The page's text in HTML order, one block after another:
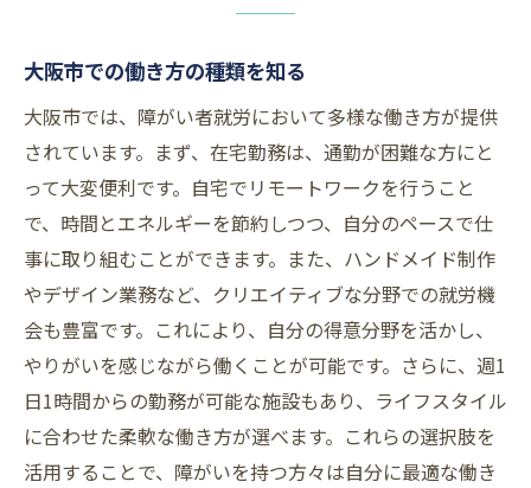
大阪市での働き方の種類を知る
大阪市では、障がい者就労において多様な働き方が提供
されています。まず、在宅勤務は、通勤が困難な方にと
って大変便利です。自宅でリモートワークを行うこと
で、時間とエネルギーを節約しつつ、自分のペースで仕
事に取り組むことができます。また、ハンドメイド制作
やデザイン業務など、クリエイティブな分野での就労機
会も豊富です。これにより、自分の得意分野を活かし、
やりがいを感じながら働くことが可能です。さらに、週1
日1時間からの勤務が可能な施設もあり、ライフスタイル
に合わせた柔軟な働き方が選べます。これらの選択肢を
活用することで、障がいを持つ方々は自分に最適な働き